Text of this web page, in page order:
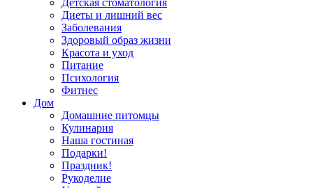
Детская стоматология
Диеты и лишний вес
Заболевания
Здоровый образ жизни
Красота и уход
Питание
Психология
Фитнес
Дом
Домашние питомцы
Кулинария
Наша гостиная
Подарки!
Праздник!
Рукоделие